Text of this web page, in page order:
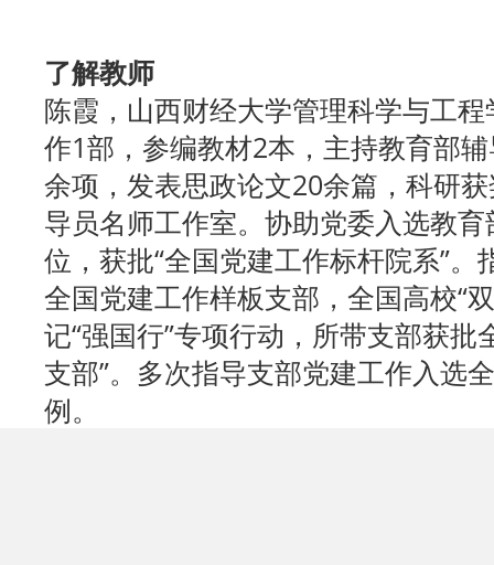
了解教师
陈霞，山西财经大学管理科学与工
作1部，参编教材2本，主持教育部
余项，发表思政论文20余篇，科研
导员名师工作室。协助党委入选教
位，获批“全国党建工作标杆院系”
全国党建工作样板支部，全国高校“
记“强国行”专项行动，所带支部获批
支部”。多次指导支部党建工作入选
例。